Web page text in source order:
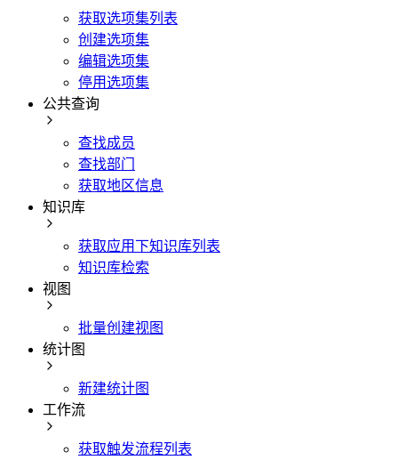
获取选项集列表
创建选项集
编辑选项集
停用选项集
公共查询
查找成员
查找部门
获取地区信息
知识库
获取应用下知识库列表
知识库检索
视图
批量创建视图
统计图
新建统计图
工作流
获取触发流程列表